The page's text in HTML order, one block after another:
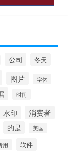
公司 冬天
图片 字体
时间
水印 消费者
的是 美国
用 软件